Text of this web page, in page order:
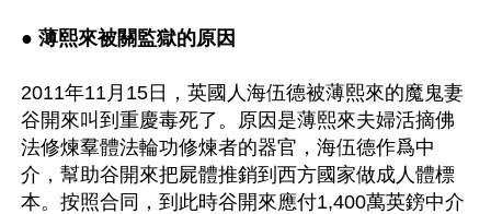
● 薄熙來被關監獄的原因
2011年11月15日，英國人海伍德被薄熙來的魔鬼妻
谷開來叫到重慶毒死了。原因是薄熙來夫婦活摘佛
法修煉羣體法輪功修煉者的器官，海伍德作爲中
介，幫助谷開來把屍體推銷到西方國家做成人體標
本。按照合同，到此時谷開來應付1,400萬英鎊中介